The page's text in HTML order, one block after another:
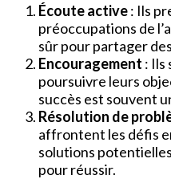
Écoute active: Ils
préoccupations de
sûr pour partager
Encouragement : Ils
poursuivre leurs
succès est souvent
Résolution de
affrontent les défis
solutions
pour réussir.